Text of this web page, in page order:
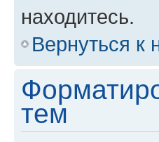
находитесь.
Вернуться к
тем